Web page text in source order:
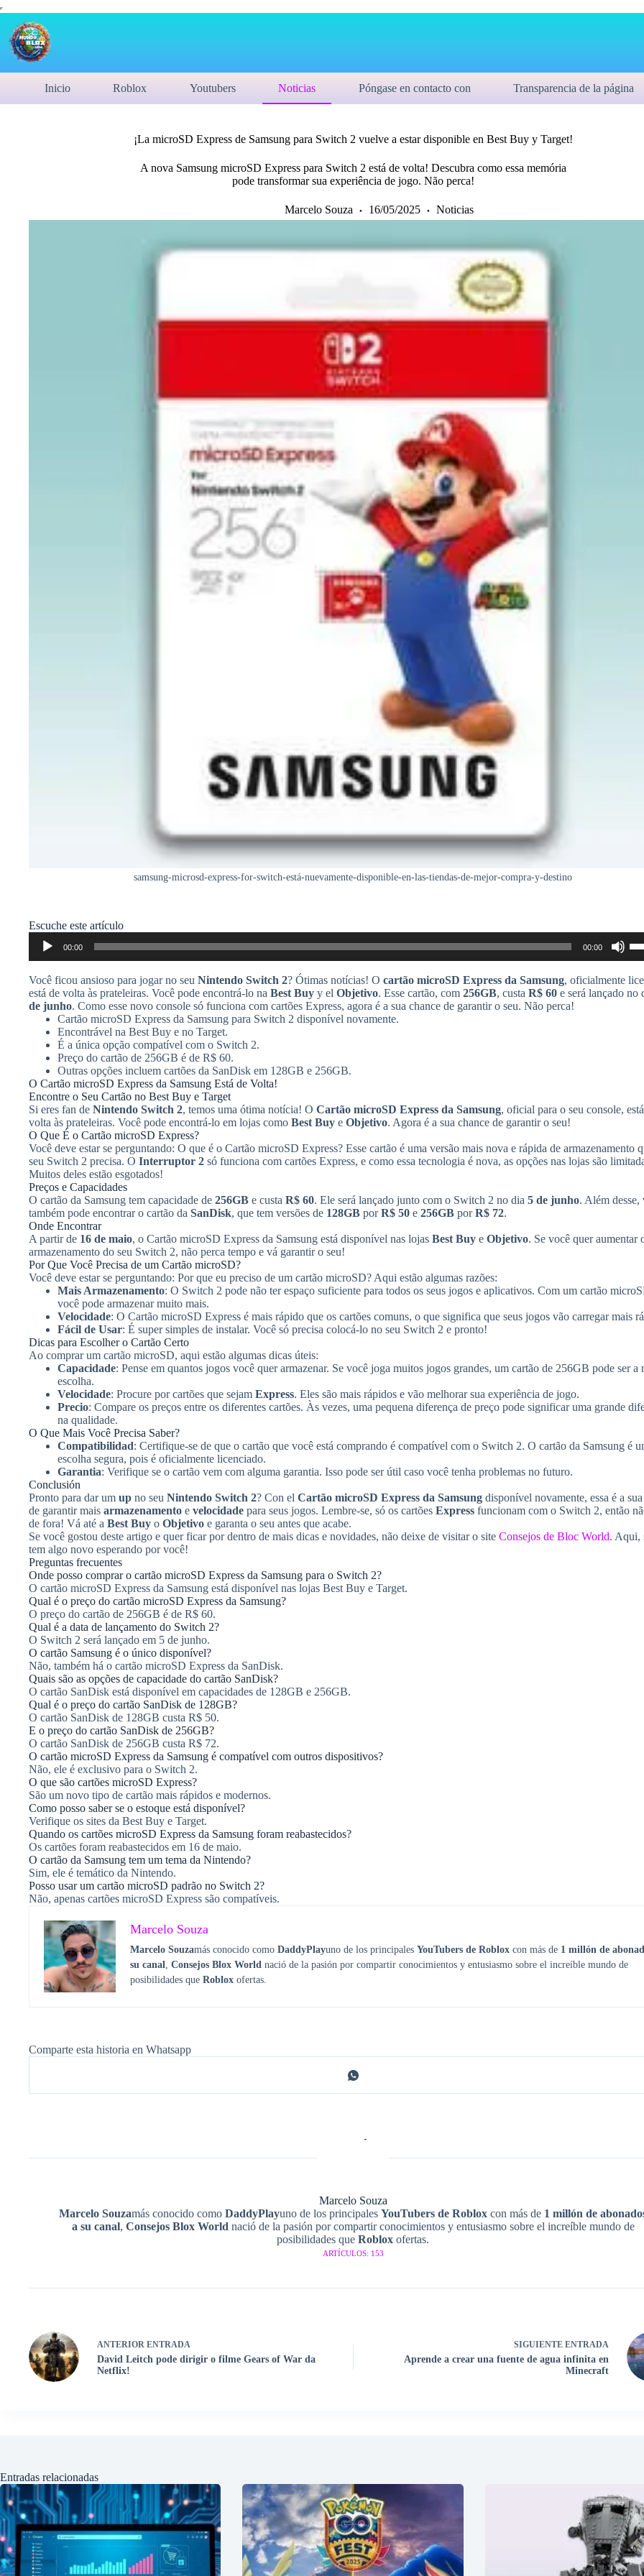
Inicio Roblox Youtubers Noticias Póngase en contacto con Transparencia de la página
¡La microSD Express de Samsung para Switch 2 vuelve a estar disponible en Best Buy y Target!
A nova Samsung microSD Express para Switch 2 está de volta! Descubra como essa memória
pode transformar sua experiência de jogo. Não perca!
Marcelo Souza 16/05/2025 Noticias
samsung-microsd-express-for-switch-está-nuevamente-disponible-en-las-tiendas-de-mejor-compra-y-destino
Escuche este artículo
Reproductor
audio
00:00 00:00
las
de
Você ficou ansioso para jogar no seu Nintendo Switch 2? Ótimas notícias! O cartão microSD Express da Samsung, oficialmente
está de volta às prateleiras. Você pode encontrá-lo na Best Buy y el Objetivo. Esse cartão, com 256GB, custa R$ 60 e será lançado no
de junho. Como esse novo console só funciona com cartões Express, agora é a sua chance de garantir o seu. Não perca!
Cartão microSD Express da Samsung para Switch 2 disponível novamente.
Encontrável na Best Buy e no Target.
É a única opção compatível com o Switch 2.
Preço do cartão de 256GB é de R$ 60.
Outras opções incluem cartões da SanDisk em 128GB e 256GB.
O Cartão microSD Express da Samsung Está de Volta!
Encontre o Seu Cartão no Best Buy e Target
Si eres fan de Nintendo Switch 2, temos uma ótima notícia! O Cartão microSD Express da Samsung, oficial para o seu console,
volta às prateleiras. Você pode encontrá-lo em lojas como Best Buy e Objetivo. Agora é a sua chance de garantir o seu!
O Que É o Cartão microSD Express?
Você deve estar se perguntando: O que é o Cartão microSD Express? Esse cartão é uma versão mais nova e rápida de armazenamento
seu Switch 2 precisa. O Interruptor 2 só funciona com cartões Express, e como essa tecnologia é nova, as opções nas lojas são
Muitos deles estão esgotados!
Preços e Capacidades
O cartão da Samsung tem capacidade de 256GB e custa R$ 60. Ele será lançado junto com o Switch 2 no dia 5 de junho. Além desse,
também pode encontrar o cartão da SanDisk, que tem versões de 128GB porR$ 50 e 256GB porR$ 72.
Onde Encontrar
A partir de 16 de maio, o Cartão microSD Express da Samsung está disponível nas lojas Best Buy e Objetivo. Se você quer aumentar
armazenamento do seu Switch 2, não perca tempo e vá garantir o seu!
Por Que Você Precisa de um Cartão microSD?
Você deve estar se perguntando: Por que eu preciso de um cartão microSD? Aqui estão algumas razões:
Mais Armazenamento: O Switch 2 pode não ter espaço suficiente para todos os seus jogos e aplicativos. Com um cartão
você pode armazenar muito mais.
Velocidade: O Cartão microSD Express é mais rápido que os cartões comuns, o que significa que seus jogos vão carregar mais
Fácil de Usar: É super simples de instalar. Você só precisa colocá-lo no seu Switch 2 e pronto!
Dicas para Escolher o Cartão Certo
Ao comprar um cartão microSD, aqui estão algumas dicas úteis:
Capacidade: Pense em quantos jogos você quer armazenar. Se você joga muitos jogos grandes, um cartão de 256GB pode ser a
escolha.
Velocidade: Procure por cartões que sejam Express. Eles são mais rápidos e vão melhorar sua experiência de jogo.
Precio: Compare os preços entre os diferentes cartões. Às vezes, uma pequena diferença de preço pode significar uma grande
na qualidade.
O Que Mais Você Precisa Saber?
Compatibilidad: Certifique-se de que o cartão que você está comprando é compatível com o Switch 2. O cartão da Samsung é
escolha segura, pois é oficialmente licenciado.
Garantia: Verifique se o cartão vem com alguma garantia. Isso pode ser útil caso você tenha problemas no futuro.
Conclusión
Pronto para dar um up no seu Nintendo Switch 2? Con el Cartão microSD Express da Samsung disponível novamente, essa é a
de garantir mais armazenamento e velocidade para seus jogos. Lembre-se, só os cartões Express funcionam com o Switch 2, então
de fora! Vá até a Best Buy o Objetivo e garanta o seu antes que acabe.
Se você gostou deste artigo e quer ficar por dentro de mais dicas e novidades, não deixe de visitar o site Consejos de Bloc World. Aqui,
tem algo novo esperando por você!
Preguntas frecuentes
Onde posso comprar o cartão microSD Express da Samsung para o Switch 2?
O cartão microSD Express da Samsung está disponível nas lojas Best Buy e Target.
Qual é o preço do cartão microSD Express da Samsung?
O preço do cartão de 256GB é de R$ 60.
Qual é a data de lançamento do Switch 2?
O Switch 2 será lançado em 5 de junho.
O cartão Samsung é o único disponível?
Não, também há o cartão microSD Express da SanDisk.
Quais são as opções de capacidade do cartão SanDisk?
O cartão SanDisk está disponível em capacidades de 128GB e 256GB.
Qual é o preço do cartão SanDisk de 128GB?
O cartão SanDisk de 128GB custa R$ 50.
E o preço do cartão SanDisk de 256GB?
O cartão SanDisk de 256GB custa R$ 72.
O cartão microSD Express da Samsung é compatível com outros dispositivos?
Não, ele é exclusivo para o Switch 2.
O que são cartões microSD Express?
São um novo tipo de cartão mais rápidos e modernos.
Como posso saber se o estoque está disponível?
Verifique os sites da Best Buy e Target.
Quando os cartões microSD Express da Samsung foram reabastecidos?
Os cartões foram reabastecidos em 16 de maio.
O cartão da Samsung tem um tema da Nintendo?
Sim, ele é temático da Nintendo.
Posso usar um cartão microSD padrão no Switch 2?
Não, apenas cartões microSD Express são compatíveis.
Marcelo Souza
Marcelo Souzamás conocido como DaddyPlayuno de los principales YouTubers de Roblox con más de 1 millón de
su canal, Consejos Blox World nació de la pasión por compartir conocimientos y entusiasmo sobre el increíble mundo de
posibilidades que Roblox ofertas.
Comparte esta historia en Whatsapp
Marcelo Souza
Marcelo Souzamás conocido como DaddyPlayuno de los principales YouTubers de Roblox con más de 1 millón de
a su canal, Consejos Blox World nació de la pasión por compartir conocimientos y entusiasmo sobre el increíble mundo de
posibilidades que Roblox ofertas.
ARTÍCULOS: 153
ANTERIOR ENTRADA
David Leitch pode dirigir o filme Gears of War da
Netflix!
SIGUIENTE ENTRADA
Aprende a crear una fuente de agua infinita en
Minecraft
Entradas relacionadas